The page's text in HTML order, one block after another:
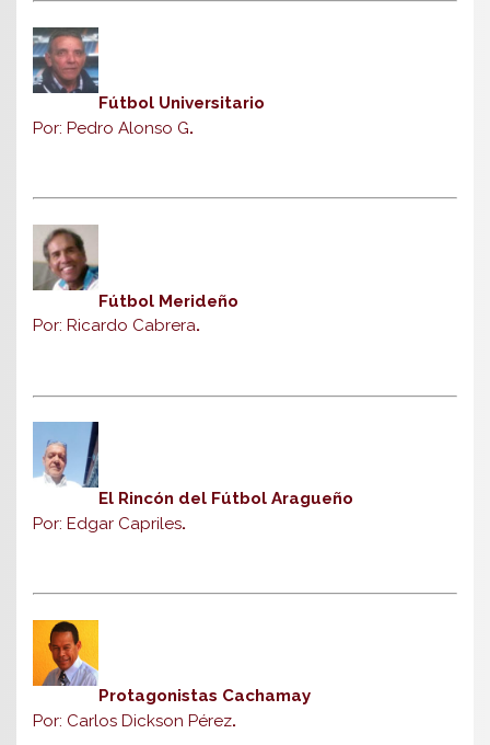
Fútbol Universitario
Por: Pedro Alonso G.
Fútbol Merideño
Por: Ricardo Cabrera.
El Rincón del Fútbol Aragueño
Por: Edgar Capriles.
Protagonistas Cachamay
Por: Carlos Dickson Pérez.